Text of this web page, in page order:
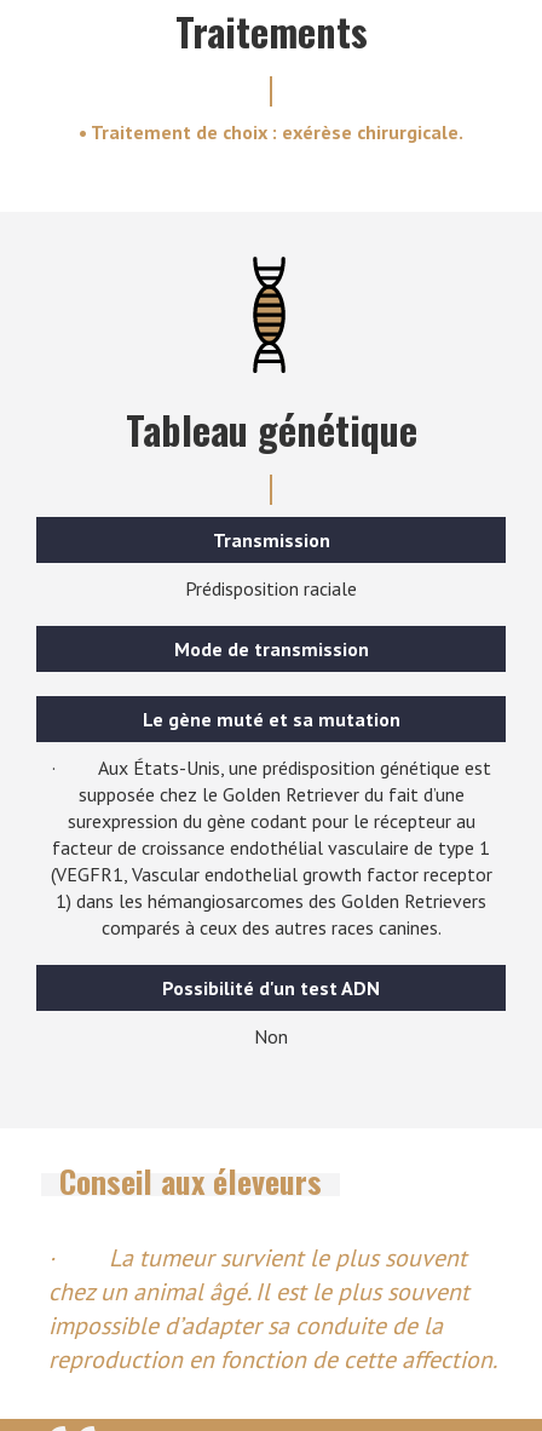
Traitements
• Traitement de choix : exérèse chirurgicale.
Tableau génétique
Transmission
Prédisposition raciale
Mode de transmission
Le gène muté et sa mutation
· Aux États-Unis, une prédisposition génétique est
supposée chez le Golden Retriever du fait d’une
surexpression du gène codant pour le récepteur au
facteur de croissance endothélial vasculaire de type 1
(VEGFR1, Vascular endothelial growth factor receptor
1) dans les hémangiosarcomes des Golden Retrievers
comparés à ceux des autres races canines.
Possibilité d'un test ADN
Non
Conseil aux éleveurs
· La tumeur survient le plus souvent
chez un animal âgé. Il est le plus souvent
impossible d’adapter sa conduite de la
reproduction en fonction de cette affection.